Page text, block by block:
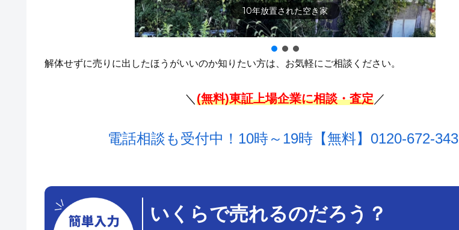
10年放置された空き家
解体せずに売りに出したほうがいいのか知りたい方は、お気軽にご相談ください。
＼ (無料)東証上場企業に相談・査定／
電話相談も受付中！10時～19時【無料】 0120-672-343
いくらで売れるのだろう？